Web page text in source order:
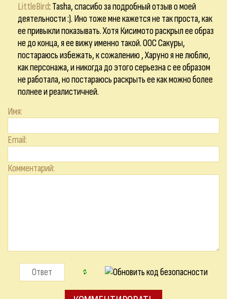
LittleBird: Tasha, спасибо за подробный отзыв о моей
деятельности :). Ино тоже мне кажется не так проста, как
ее привыкли показывать. Хотя Кисимото раскрыл ее образ
не до конца, я ее вижу именно такой. ООС Сакуры,
постараюсь избежать, к сожалению , Харуно я не люблю,
как персонажа, и никогда до этого серьезна с ее образом
не работала, но постараюсь раскрыть ее как можно более
полнее и реалистичней.
Имя:
Email:
Комментарий: